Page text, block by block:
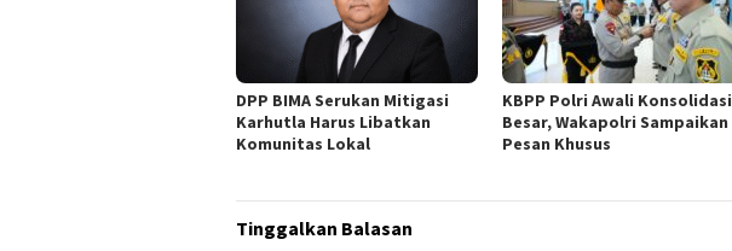
DPP BIMA Serukan Mitigasi
Karhutla Harus Libatkan
Komunitas Lokal
KBPP Polri Awali Konsolidasi
Besar, Wakapolri Sampaikan
Pesan Khusus
Tinggalkan Balasan